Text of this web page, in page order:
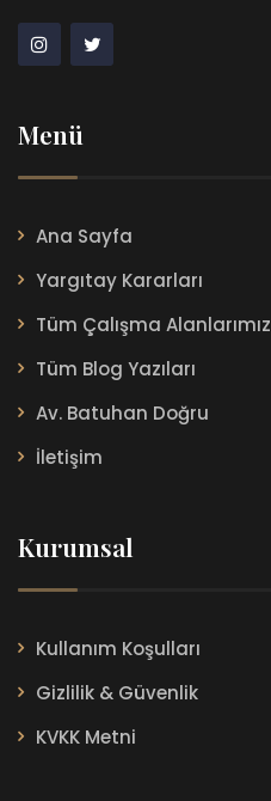
Menü
Ana Sayfa
Yargıtay Kararları
Tüm Çalışma Alanlarımız
Tüm Blog Yazıları
Av. Batuhan Doğru
İletişim
Kurumsal
Kullanım Koşulları
Gizlilik & Güvenlik
KVKK Metni